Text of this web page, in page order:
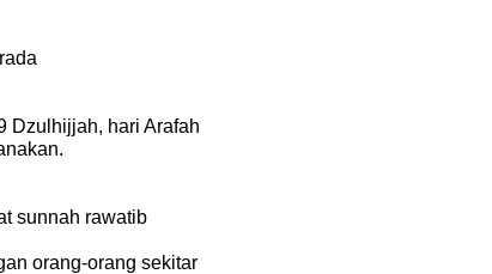
Dzulhijjah, hari Arafah
sunnah rawatib
orang-orang sekitar